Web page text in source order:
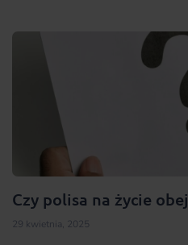
Czy polisa na życie
29 kwietnia, 2025